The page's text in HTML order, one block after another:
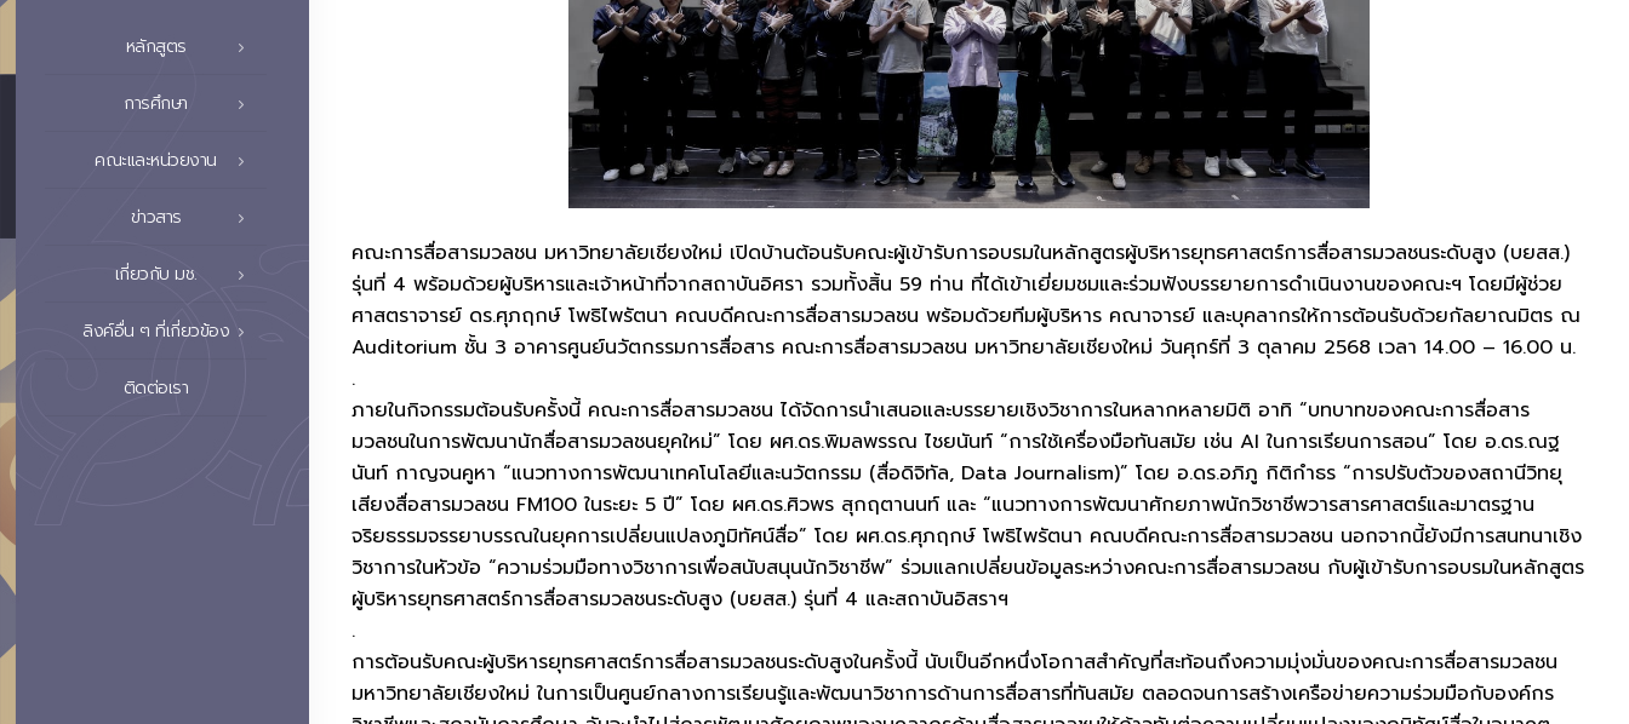
หลักสูตร
การศึกษา
คณะและหน่วยงาน
ข่าวสาร
เกี่ยวกับ มช.
ลิงค์อื่น ๆ ที่เกี่ยวข้อง
ติดต่อเรา
คณะการสื่อสารมวลชน มหาวิทยาลัยเชียงใหม่ เปิดบ้านต้อนรับคณะผู้เข้ารับการอบรมในหลักสูตรผู้บริหารยุทธศาสตร์การสื่อสารมวลชนระดับสูง (บยสส.)
รุ่นที่ 4 พร้อมด้วยผู้บริหารและเจ้าหน้าที่จากสถาบันอิศรา รวมทั้งสิ้น 59 ท่าน ที่ได้เข้าเยี่ยมชมและร่วมฟังบรรยายการดำเนินงานของคณะฯ โดยมีผู้ช่วย
ศาสตราจารย์ ดร.ศุภฤกษ์ โพธิไพรัตนา คณบดีคณะการสื่อสารมวลชน พร้อมด้วยทีมผู้บริหาร คณาจารย์ และบุคลากรให้การต้อนรับด้วยกัลยาณมิตร ณ
Auditorium ชั้น 3 อาคารศูนย์นวัตกรรมการสื่อสาร คณะการสื่อสารมวลชน มหาวิทยาลัยเชียงใหม่ วันศุกร์ที่ 3 ตุลาคม 2568 เวลา 14.00 – 16.00 น.
.
ภายในกิจกรรมต้อนรับครั้งนี้ คณะการสื่อสารมวลชน ได้จัดการนำเสนอและบรรยายเชิงวิชาการในหลากหลายมิติ อาทิ “บทบาทของคณะการสื่อสาร
มวลชนในการพัฒนานักสื่อสารมวลชนยุคใหม่” โดย ผศ.ดร.พิมลพรรณ ไชยนันท์ “การใช้เครื่องมือทันสมัย เช่น AI ในการเรียนการสอน” โดย อ.ดร.ณฐ
นันท์ กาญจนคูหา “แนวทางการพัฒนาเทคโนโลยีและนวัตกรรม (สื่อดิจิทัล, Data Journalism)” โดย อ.ดร.อภิภู กิติกำธร “การปรับตัวของสถานีวิทยุ
เสียงสื่อสารมวลชน FM100 ในระยะ 5 ปี” โดย ผศ.ดร.ศิวพร สุกฤตานนท์ และ “แนวทางการพัฒนาศักยภาพนักวิชาชีพวารสารศาสตร์และมาตรฐาน
จริยธรรมจรรยาบรรณในยุคการเปลี่ยนแปลงภูมิทัศน์สื่อ” โดย ผศ.ดร.ศุภฤกษ์ โพธิไพรัตนา คณบดีคณะการสื่อสารมวลชน นอกจากนี้ยังมีการสนทนาเชิง
วิชาการในหัวข้อ “ความร่วมมือทางวิชาการเพื่อสนับสนุนนักวิชาชีพ” ร่วมแลกเปลี่ยนข้อมูลระหว่างคณะการสื่อสารมวลชน กับผู้เข้ารับการอบรมในหลักสูตร
ผู้บริหารยุทธศาสตร์การสื่อสารมวลชนระดับสูง (บยสส.) รุ่นที่ 4 และสถาบันอิสราฯ
.
การต้อนรับคณะผู้บริหารยุทธศาสตร์การสื่อสารมวลชนระดับสูงในครั้งนี้ นับเป็นอีกหนึ่งโอกาสสำคัญที่สะท้อนถึงความมุ่งมั่นของคณะการสื่อสารมวลชน
มหาวิทยาลัยเชียงใหม่ ในการเป็นศูนย์กลางการเรียนรู้และพัฒนาวิชาการด้านการสื่อสารที่ทันสมัย ตลอดจนการสร้างเครือข่ายความร่วมมือกับองค์กร